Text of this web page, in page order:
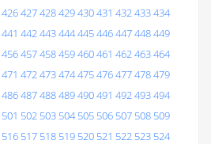
426427428429430431 432433434
441 442443444445446447448449
456457458459460461 462463464
471 472473474475476477478479
486487488489490491 492493494
501 502 503 504 505 506 507 508 509
516 517 518 519 520 521 522 523 524